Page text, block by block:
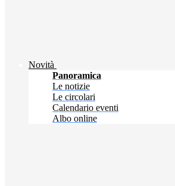
Novità
Panoramica
Le notizie
Le circolari
Calendario eventi
Albo online